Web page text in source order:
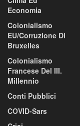
Economia
Colonialismo
EU/corruzione Di
Bruxelles
Colonialismo
Francese Del III.
Millennio
Conti Pubblici
COVID-Sars